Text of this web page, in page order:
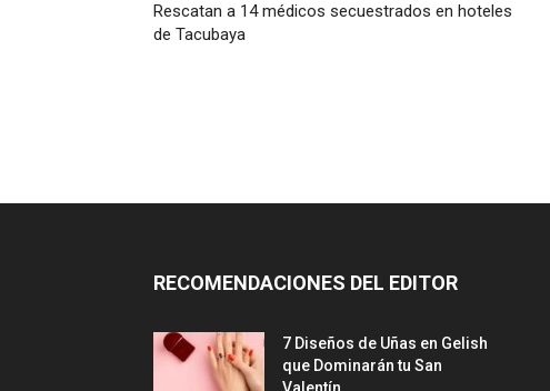
Rescatan a 14 médicos secuestrados en hoteles
de Tacubaya
RECOMENDACIONES DEL EDITOR
7 Diseños de Uñas en Gelish
que Dominarán tu San